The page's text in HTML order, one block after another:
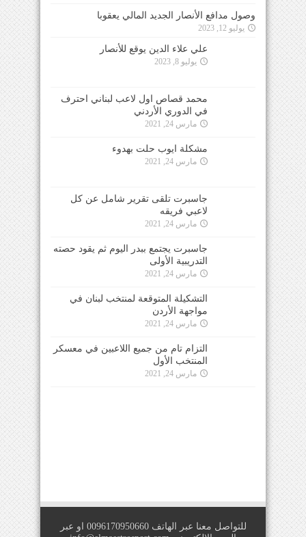
وصول مدافع الأنصار الجديد المالي يعقوبا
يوليو 12, 2023
علي علاء الدين يوقع للأنصار
يوليو 8, 2023
محمد قصاص اول لاعب لبناني احترف
في الدوري الأردني
مارس 24, 2021
مشكلة ايوب حلت بهدوء
مارس 24, 2021
جاسبرت تلقى تقرير شامل عن كل
لاعبي فريقه
مارس 24, 2021
جاسبرت يجتمع ببدر اليوم ثم يقود حصته
التدريبية الأولى
مارس 24, 2021
التشكيلة المتوقعة لمنتخب لبنان في
مواجهة الأردن
مارس 24, 2021
التزام تام من جميع اللاعبين في معسكر
المنتخب الأول
مارس 24, 2021
للتواصل معنا عبر الهاتف 0096170950660 او عبر